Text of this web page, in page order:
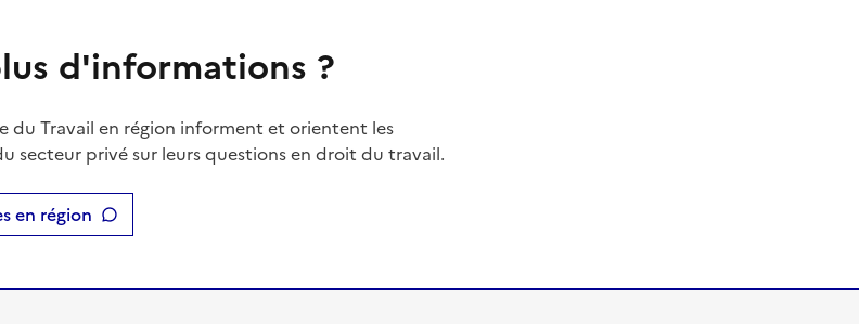
d'informations ?
du Travail en région informent et orientent les
secteur privé sur leurs questions en droit du travail.
en région